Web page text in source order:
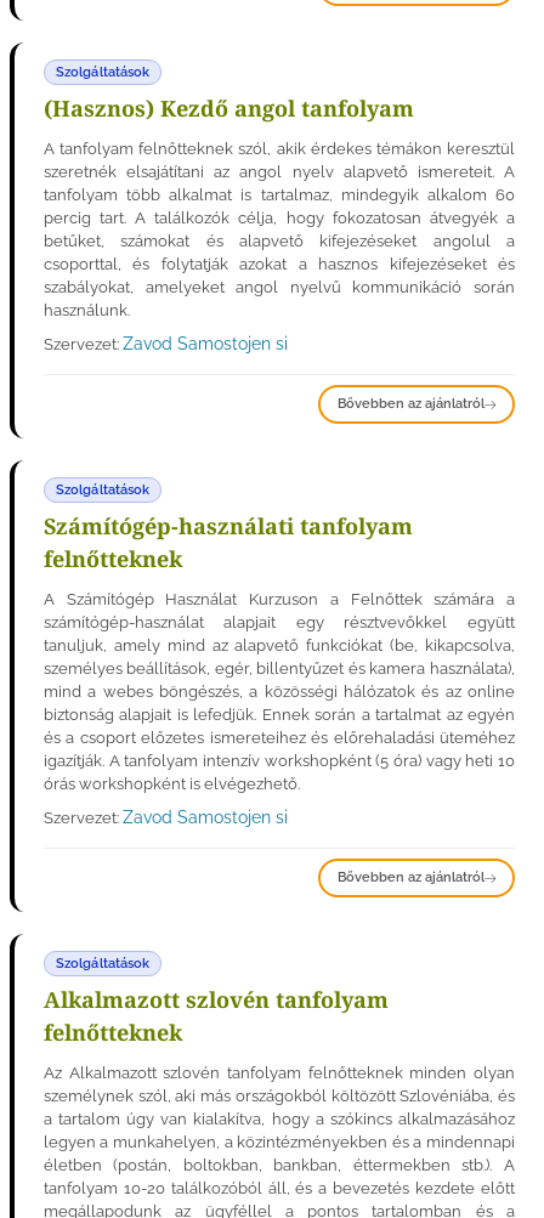
Szolgáltatások
(Hasznos) Kezdő angol tanfolyam
A tanfolyam felnőtteknek szól, akik érdekes témákon keresztül
szeretnék elsajátítani az angol nyelv alapvető ismereteit. A
tanfolyam több alkalmat is tartalmaz, mindegyik alkalom 60
percig tart. A találkozók célja, hogy fokozatosan átvegyék a
betűket, számokat és alapvető kifejezéseket angolul a
csoporttal, és folytatják azokat a hasznos kifejezéseket és
szabályokat, amelyeket angol nyelvű kommunikáció során
használunk.
Szervezet: Zavod Samostojen si
Bővebben az ajánlatról
Szolgáltatások
Számítógép-használati tanfolyam
felnőtteknek
A Számítógép Használat Kurzuson a Felnőttek számára a
számítógép-használat alapjait egy résztvevőkkel együtt
tanuljuk, amely mind az alapvető funkciókat (be, kikapcsolva,
személyes beállítások, egér, billentyűzet és kamera használata),
mind a webes böngészés, a közösségi hálózatok és az online
biztonság alapjait is lefedjük. Ennek során a tartalmat az egyén
és a csoport előzetes ismereteihez és előrehaladási üteméhez
igazítják. A tanfolyam intenzív workshopként (5 óra) vagy heti 10
órás workshopként is elvégezhető.
Szervezet: Zavod Samostojen si
Bővebben az ajánlatról
Szolgáltatások
Alkalmazott szlovén tanfolyam
felnőtteknek
Az Alkalmazott szlovén tanfolyam felnőtteknek minden olyan
személynek szól, aki más országokból költözött Szlovéniába, és
a tartalom úgy van kialakítva, hogy a szókincs alkalmazásához
legyen a munkahelyen, a közintézményekben és a mindennapi
életben (postán, boltokban, bankban, éttermekben stb.). A
tanfolyam 10-20 találkozóból áll, és a bevezetés kezdete előtt
megállapodunk az ügyféllel a pontos tartalomban és a